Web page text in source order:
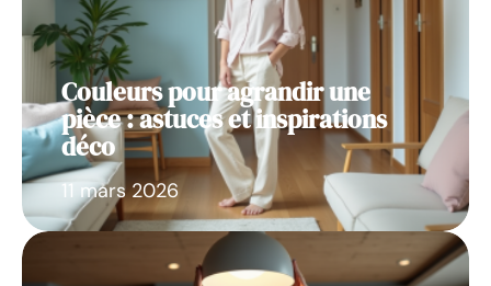
Couleurs pour agrandir une
pièce : astuces et inspirations
déco
11 mars 2026